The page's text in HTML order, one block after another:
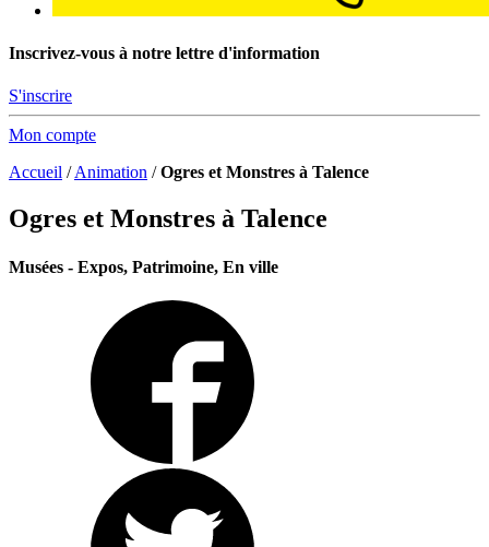
Inscrivez-vous à notre lettre d'information
S'inscrire
Mon compte
Accueil /Animation /Ogres et Monstres à Talence
Ogres et Monstres à Talence
Musées - Expos, Patrimoine, En ville